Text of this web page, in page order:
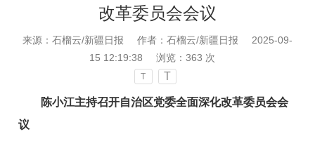
改革委员会会议
来源：石榴云/新疆日报 作者：石榴云/新疆日报
2025-09-
15 12:19:38
浏览： 363 次
T T
陈小江主持召开自治区党委全面深化改革委员会会
议